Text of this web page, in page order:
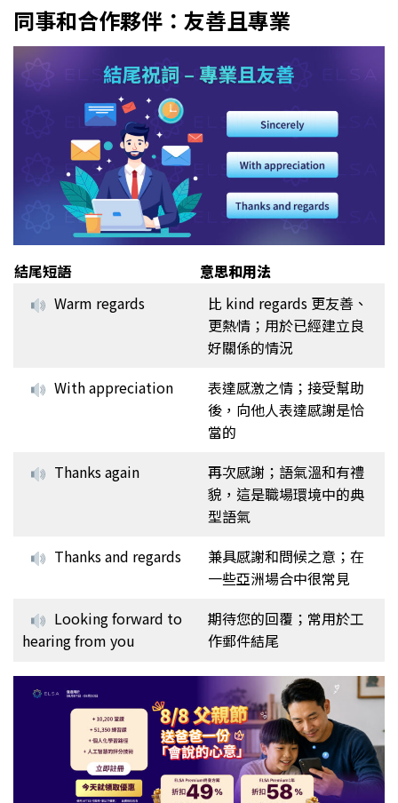
同事和合作夥伴：友善且專業
結尾短語
意思和用法
Warm regards
比 kind regards 更友善、
更熱情；用於已經建立良
好關係的情況
With appreciation
表達感激之情；接受幫助
後，向他人表達感謝是恰
當的
Thanks again
再次感謝；語氣溫和有禮
貌，這是職場環境中的典
型語氣
Thanks and regards
兼具感謝和問候之意；在
一些亞洲場合中很常見
Looking forward to
hearing from you
期待您的回覆；常用於工
作郵件結尾